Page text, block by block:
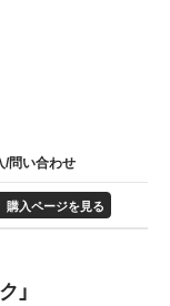
/問い合わせ
購入ページを見る
」